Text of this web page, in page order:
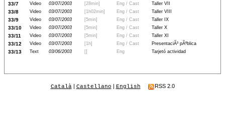
33/7 Video 03/07/2003 [28min] Eng / Cast Taller VII
33/8 Video 03/07/2003 [1h02min] Eng / Cast Taller VIII
33/9 Video 03/07/2003 [5min] Eng / Cast Taller IX
33/10 Video 03/07/2003 [5min] Eng / Cast Taller X
33/11 Video 03/07/2003 [5min] Eng / Cast Taller XI
33/12 Video 03/07/2003 [1h] Eng / Cast PresentaciÃ³ pÃºblica
33/13 Text 03/06/2003 [] Eng Tarjetó actividad
Català | Castellano | English RSS 2.0